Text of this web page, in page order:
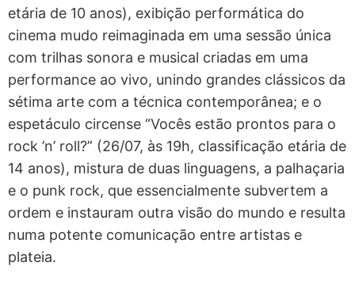
etária de 10 anos), exibição performática do
cinema mudo reimaginada em uma sessão única
com trilhas sonora e musical criadas em uma
performance ao vivo, unindo grandes clássicos da
sétima arte com a técnica contemporânea; e o
espetáculo circense “Vocês estão prontos para o
rock ’n’ roll?” (26/07, às 19h, classificação etária de
14 anos), mistura de duas linguagens, a palhaçaria
e o punk rock, que essencialmente subvertem a
ordem e instauram outra visão do mundo e resulta
numa potente comunicação entre artistas e
plateia.